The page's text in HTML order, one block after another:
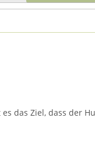
das Ziel, dass der